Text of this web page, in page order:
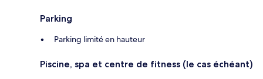
Parking
Parking limité en hauteur
Piscine, spa et centre de fitness (le cas échéant)